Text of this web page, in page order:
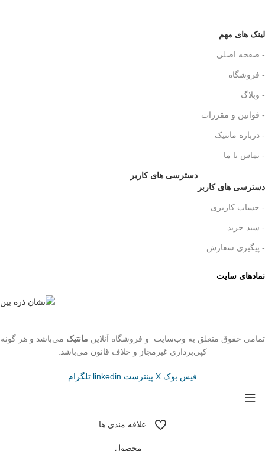
لینک های مهم
- صفحه اصلی
- فروشگاه
- وبلاگ
- قوانین و مقررات
- درباره مانتیک
- تماس با ما
دسترسی های کاربر
دسترسی های کاربر
- حساب کاربری
- سبد خرید
- پیگیری سفارش
نمادهای سایت
تمامی حقوق متعلق به وب‌سایت و فروشگاه‌ آنلاین مانتیک می‌باشد و هر گونه
کپی‌برداری غیرمجاز و خلاف قانون می‌باشد.
فیس بوک X پینترست linkedin تلگرام
علاقه مندی ها
محصول